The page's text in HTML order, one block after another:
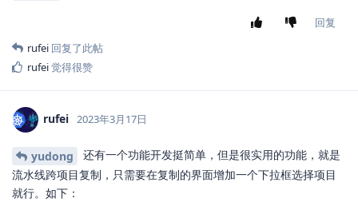
回复
rufei 回复了此帖
rufei觉得很赞
rufei 2023年3月17日
yudong
还有一个功能开发挺简单，但是很实用的功能，就是
流水线跨项目复制，只需要在复制的界面增加一个下拉框选择项目
就行。如下：